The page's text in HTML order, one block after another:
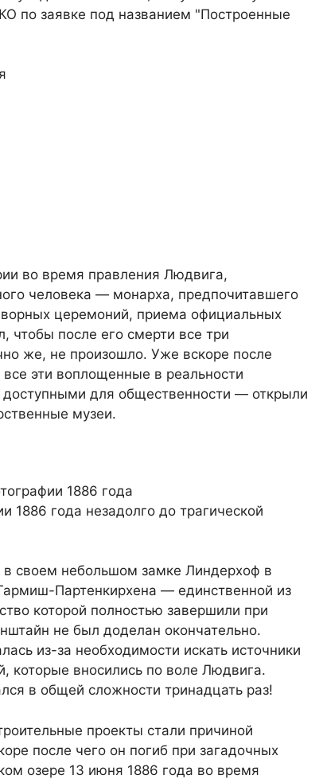
по заявке под названием "Построенные
во время правления Людвига,
человека — монарха, предпочитавшего
церемоний, приема официальных
чтобы после его смерти все три
же, не произошло. Уже вскоре после
эти воплощенные в реальности
доступными для общественности — открыли
музеи.
1886 года незадолго до трагической
своем небольшом замке Линдерхоф в
Партенкирхена — единственной из
которой полностью завершили при
не был доделан окончательно.
из-за необходимости искать источники
которые вносились по воле Людвига.
в общей сложности тринадцать раз!
проекты стали причиной
после чего он погиб при загадочных
озере 13 июня 1886 года во время